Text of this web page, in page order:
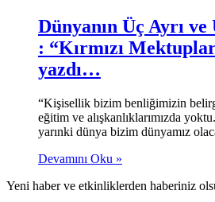
Dünyanın Üç Ayrı
: “Kırmızı
yazdı…
“Kişisellik bizim benliğimizin
eğitim ve alışkanlıklarımızda
yarınki dünya bizim dünyamız
Devamını Oku »
Yeni haber ve etkinliklerden haberiniz